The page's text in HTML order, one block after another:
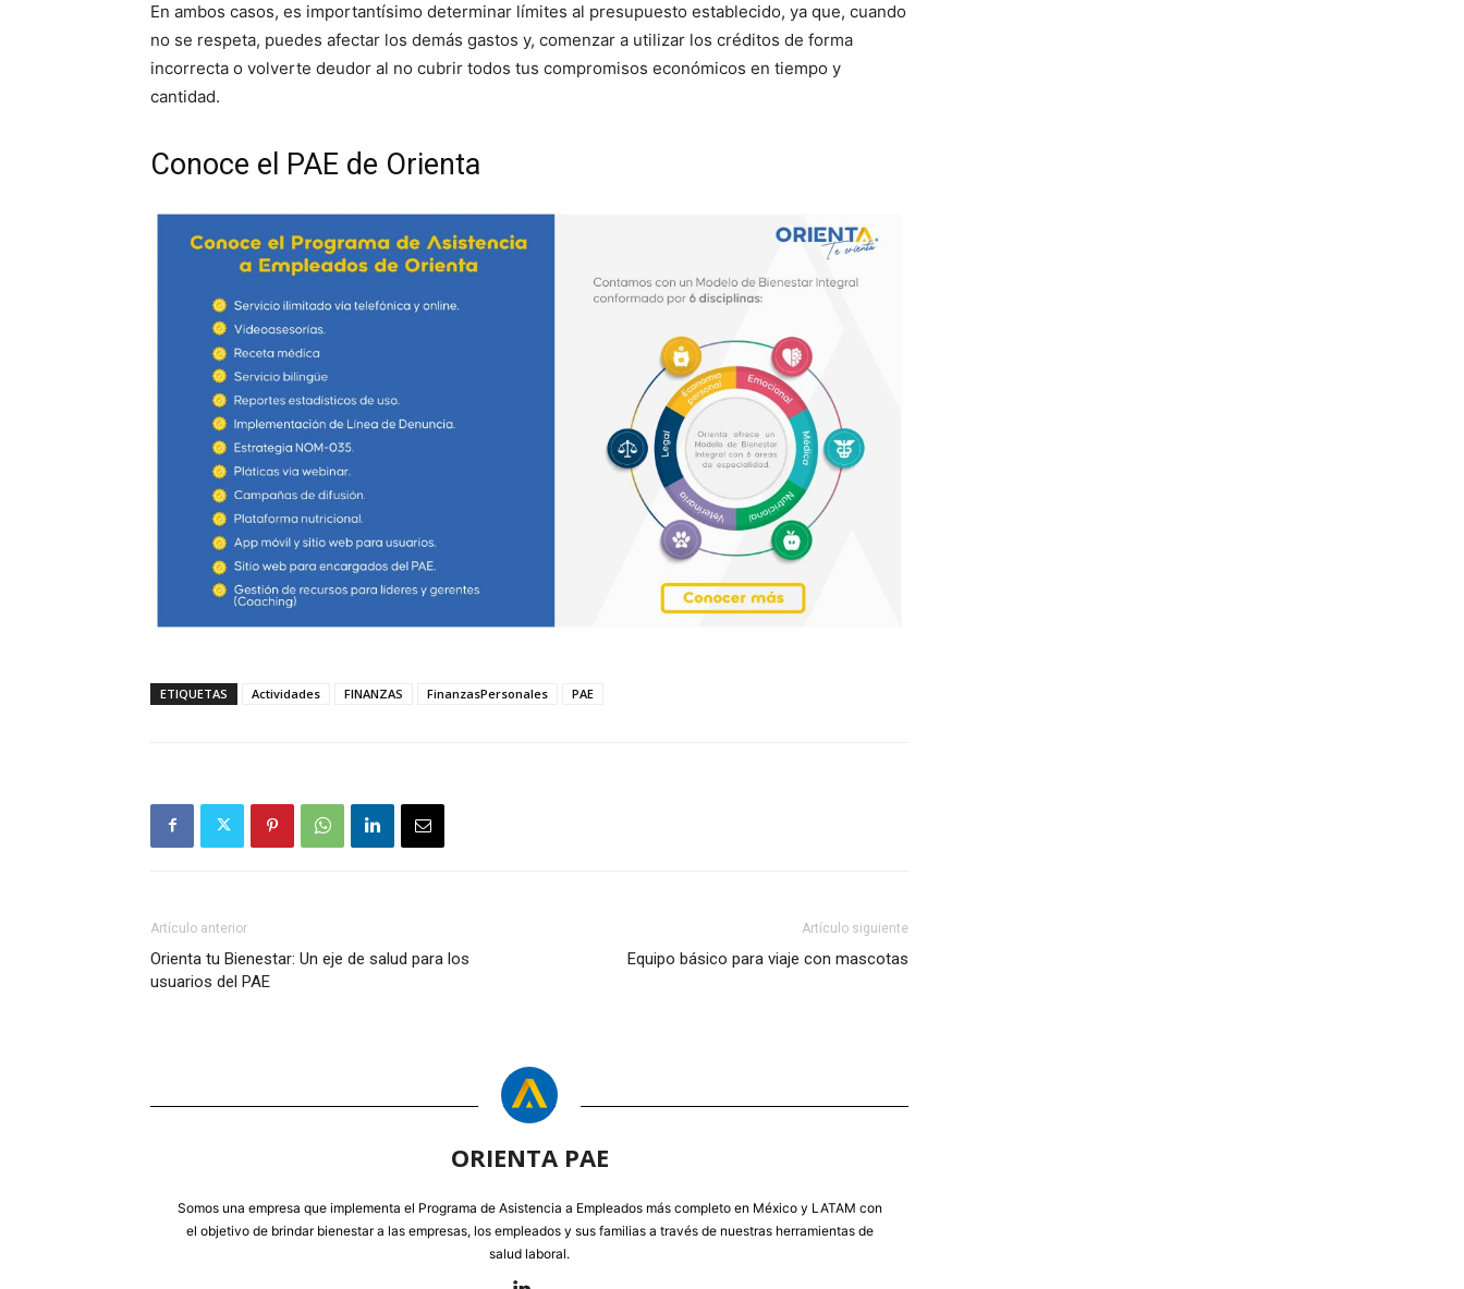
En ambos casos, es importantísimo determinar límites al presupuesto establecido, ya que, cuando
no se respeta, puedes afectar los demás gastos y, comenzar a utilizar los créditos de forma
incorrecta o volverte deudor al no cubrir todos tus compromisos económicos en tiempo y
cantidad.
Conoce el PAE de Orienta
ETIQUETAS Actividades FINANZAS FinanzasPersonales PAE
Artículo anterior
Orienta tu Bienestar: Un eje de salud para los
usuarios del PAE
Artículo siguiente
Equipo básico para viaje con mascotas
ORIENTA PAE
Somos una empresa que implementa el Programa de Asistencia a Empleados más completo en México y LATAM con
el objetivo de brindar bienestar a las empresas, los empleados y sus familias a través de nuestras herramientas de
salud laboral.